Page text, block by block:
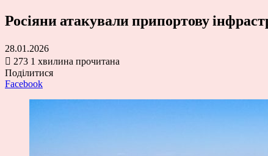
Росіяни атакували припортову
28.01.2026
273 1 хвилина прочитана
Поділитися
Facebook